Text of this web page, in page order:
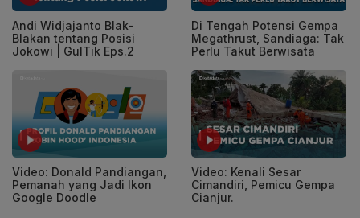
Andi Widjajanto Blak-
Blakan tentang Posisi
Jokowi | GulTik Eps.2
Di Tengah Potensi Gempa
Megathrust, Sandiaga: Tak
Perlu Takut Berwisata
Video: Donald Pandiangan,
Pemanah yang Jadi Ikon
Google Doodle
Video: Kenali Sesar
Cimandiri, Pemicu Gempa
Cianjur.